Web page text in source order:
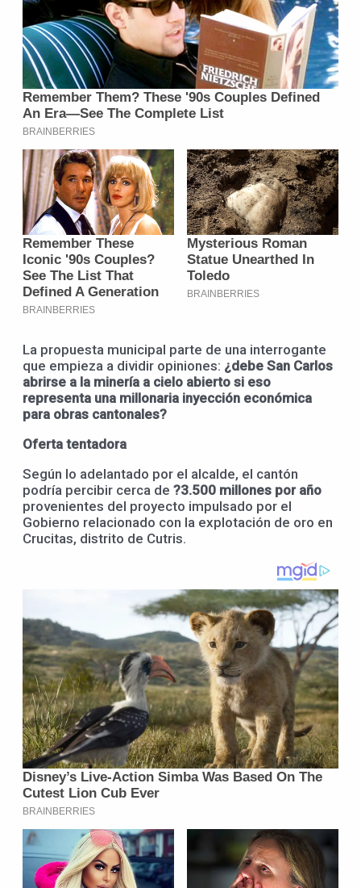
La propuesta municipal parte de una interrogante
que empieza a dividir opiniones: ¿debe San Carlos
abrirse a la minería a cielo abierto si eso
representa una millonaria inyección económica
para obras cantonales?
Oferta tentadora
Según lo adelantado por el alcalde, el cantón
podría percibir cerca de ?3.500 millones por año
provenientes del proyecto impulsado por el
Gobierno relacionado con la explotación de oro en
Crucitas, distrito de Cutris.